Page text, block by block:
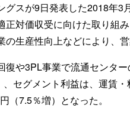
グスが9日発表した2018年3
正対価収受に向けた取り組
生産性向上などにより、営
復や3PL事業で流通センタ
セグメント利益は、運賃
（7.5％増）となった。